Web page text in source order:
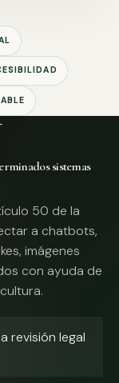
sistemas
50 de la
a chatbots,
imágenes
con ayuda de
revisión legal